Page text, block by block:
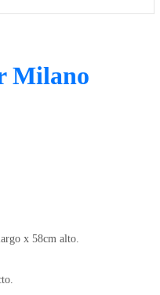
Milano
x 58cm alto.